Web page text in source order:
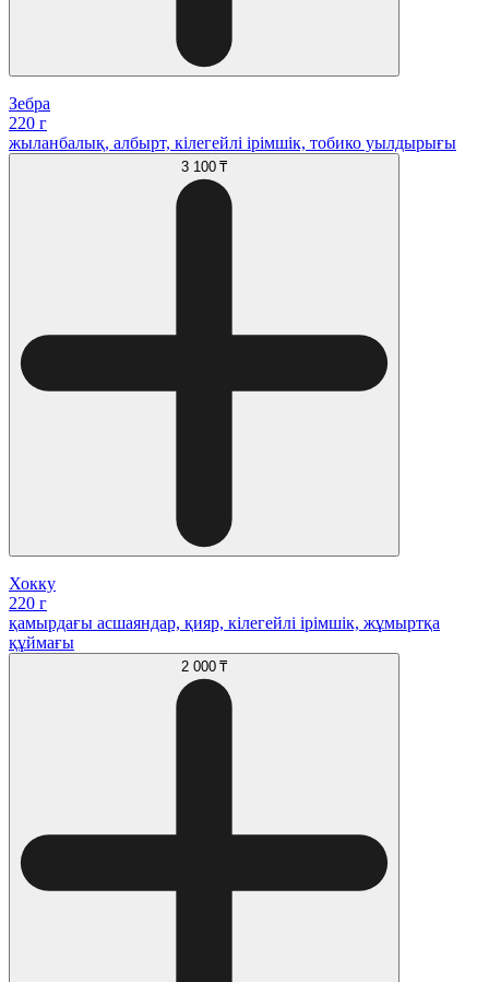
Зебра
220 г
жыланбалық, албырт, кілегейлі ірімшік, тобико уылдырығы
3 100 ₸
Хокку
220 г
қамырдағы асшаяндар, қияр, кілегейлі ірімшік, жұмыртқа
құймағы
2 000 ₸